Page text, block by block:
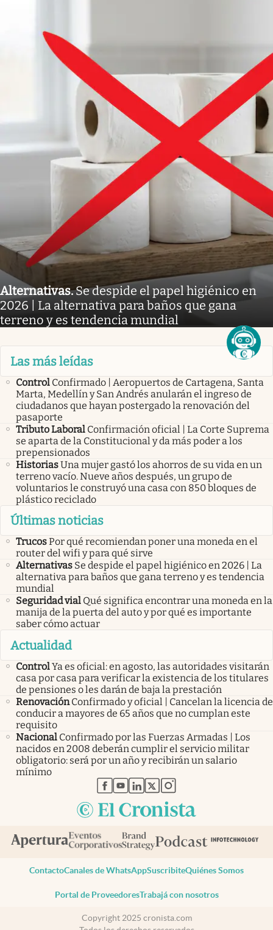
Alternativas.Se despide el papel higiénico en
2026 | La alternativa para baños que gana
terreno y es tendencia mundial
Las más leídas
Control Confirmado | Aeropuertos de Cartagena, Santa
Marta, Medellín y San Andrés anularán el ingreso de
ciudadanos que hayan postergado la renovación del
pasaporte
Tributo Laboral Confirmación oficial | La Corte Suprema
se aparta de la Constitucional y da más poder a los
prepensionados
HistoriasUna mujer gastó los ahorros de su vida en un
terreno vacío. Nueve años después, un grupo de
voluntarios le construyó una casa con 850 bloques de
plástico reciclado
Últimas noticias
TrucosPor qué recomiendan poner una moneda en el
router del wifi y para qué sirve
Alternativas Se despide el papel higiénico en 2026 | La
alternativa para baños que gana terreno y es tendencia
mundial
Seguridad vial Qué significa encontrar una moneda en la
manija de la puerta del auto y por qué es importante
saber cómo actuar
Actualidad
ControlYa es oficial: en agosto, las autoridades visitarán
casa por casa para verificar la existencia de los titulares
de pensiones o les darán de baja la prestación
Renovación Confirmado y oficial | Cancelan la licencia de
conducir a mayores de 65 años que no cumplan este
requisito
Nacional Confirmado por las Fuerzas Armadas | Los
nacidos en 2008 deberán cumplir el servicio militar
obligatorio: será por un año y recibirán un salario
mínimo
abre en nueva pestaña
abre en nueva pestaña
abre en nueva pestaña
abre en nueva pestaña
abre en nueva pestaña
ContactoCanales de WhatsAppSuscribiteQuiénes Somos
Portal de ProveedoresTrabajá con nosotros
Copyright 2025 cronista.com